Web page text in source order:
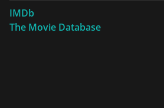
IMDb
The Movie Database